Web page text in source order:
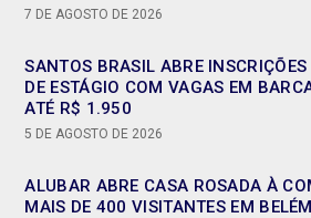
7 DE AGOSTO DE 2026
SANTOS BRASIL ABRE
DE ESTÁGIO COM VAGAS EM
ATÉ R$ 1.950
5 DE AGOSTO DE 2026
ALUBAR ABRE CASA ROSADA À
MAIS DE 400 VISITANTES EM BELÉM